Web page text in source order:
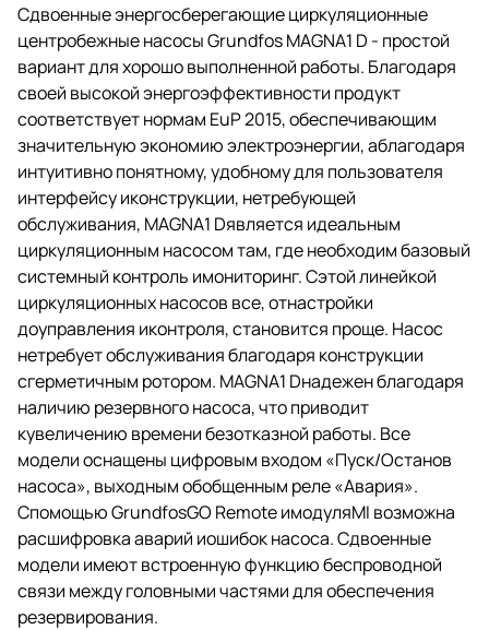
Сдвоенные энергосберегающие циркуляционные
центробежные насосы Grundfos MAGNA1 D - простой
вариант для хорошо выполненной работы. Благодаря
своей высокой энергоэффективности продукт
соответствует нормам EuP 2015, обеспечивающим
значительную экономию электроэнергии, аблагодаря
интуитивно понятному, удобному для пользователя
интерфейсу иконструкции, нетребующей
обслуживания, MAGNA1 Dявляется идеальным
циркуляционным насосом там, где необходим базовый
системный контроль имониторинг. Сэтой линейкой
циркуляционных насосов все, отнастройки
доуправления иконтроля, становится проще. Насос
нетребует обслуживания благодаря конструкции
сгерметичным ротором. MAGNA1 Dнадежен благодаря
наличию резервного насоса, что приводит
кувеличению времени безотказной работы. Все
модели оснащены цифровым входом «Пуск/Останов
насоса», выходным обобщенным реле «Авария».
Спомощью GrundfosGO Remote имодуляMI возможна
расшифровка аварий иошибок насоса. Сдвоенные
модели имеют встроенную функцию беспроводной
связи между головными частями для обеспечения
резервирования.